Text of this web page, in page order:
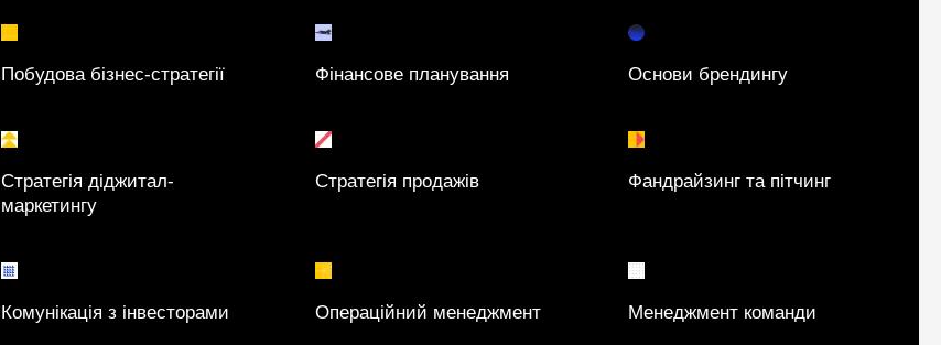
Побудова бізнес-стратегії Фінансове планування Основи брендингу
Стратегія діджитал-
маркетингу
Стратегія продажів Фандрайзинг та пітчинг
Комунікація з інвесторами Операційний менеджмент Менеджмент команди